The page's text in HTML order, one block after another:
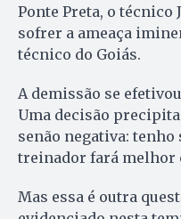
Ponte Preta, o técnico
sofrer a ameaça
técnico do Goiás.
A demissão se
Uma decisão
senão negativa:
treinador fará melhor
Mas essa é outra